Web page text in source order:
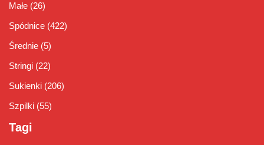
Małe (26)
Spódnice (422)
Średnie (5)
Stringi (22)
Sukienki (206)
Szpilki (55)
Tagi